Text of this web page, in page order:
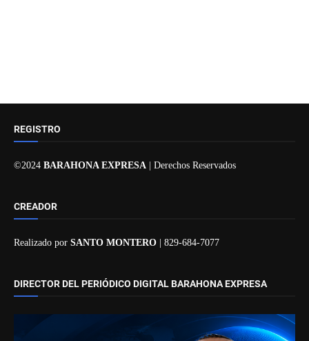
REGISTRO
©2024 BARAHONA EXPRESA | Derechos Reservados
CREADOR
Realizado por SANTO MONTERO | 829-684-7077
DIRECTOR DEL PERIÓDICO DIGITAL BARAHONA EXPRESA